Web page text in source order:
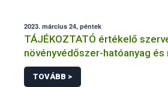
2023. március 24, péntek
TÁJÉKOZTATÓ értékelő
növényvédőszer-hatóanyag
engedélyezésére, továbbá a
meghosszabbítására vagy
TOVÁBB >